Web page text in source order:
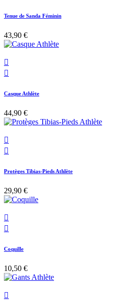
Tenue de Sanda Féminin
43,90 €


Casque Athlète
44,90 €


Protèges Tibias-Pieds Athlète
29,90 €


Coquille
10,50 €
